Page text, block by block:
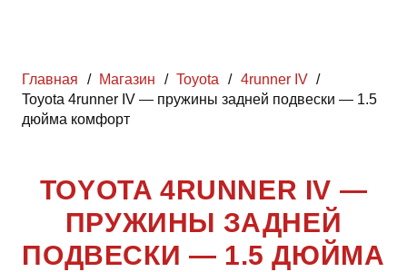
Главная / Магазин / Toyota / 4runner IV /
Toyota 4runner IV — пружины задней подвески — 1.5
дюйма комфорт
TOYOTA 4RUNNER IV —
ПРУЖИНЫ ЗАДНЕЙ
ПОДВЕСКИ — 1.5 ДЮЙМА